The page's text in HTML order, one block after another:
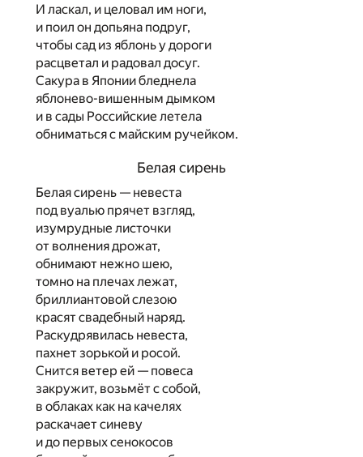
И ласкал, и целовал им ноги,
и поил он допьяна подруг,
чтобы сад из яблонь у дороги
расцветал и радовал досуг.
Сакура в Японии бледнела
яблонево-вишенным дымком
и в сады Российские летела
обниматься с майским ручейком.
Белая сирень
Белая сирень — невеста
под вуалью прячет взгляд,
изумрудные листочки
от волнения дрожат,
обнимают нежно шею,
томно на плечах лежат,
бриллиантовой слезою
красят свадебный наряд.
Раскудрявилась невеста,
пахнет зорькой и росой.
Снится ветер ей — повеса
закружит, возьмёт с собой,
в облаках как на качелях
раскачает синеву
и до первых сенокосов